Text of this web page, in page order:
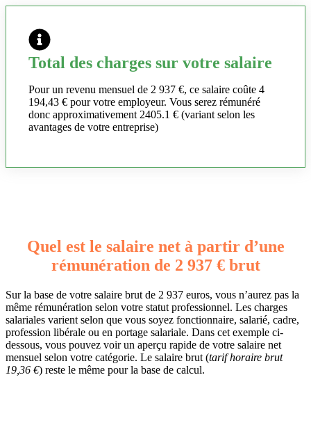
Total des charges sur votre salaire
Pour un revenu mensuel de 2 937 €, ce salaire coûte 4
194,43 € pour votre employeur. Vous serez rémunéré
donc approximativement 2405.1 € (variant selon les
avantages de votre entreprise)
Quel est le salaire net à partir d’une
rémunération de 2 937 € brut
Sur la base de votre salaire brut de 2 937 euros, vous n’aurez pas la
même rémunération selon votre statut professionnel. Les charges
salariales varient selon que vous soyez fonctionnaire, salarié, cadre,
profession libérale ou en portage salariale. Dans cet exemple ci-
dessous, vous pouvez voir un aperçu rapide de votre salaire net
mensuel selon votre catégorie. Le salaire brut (tarif horaire brut
19,36 €) reste le même pour la base de calcul.